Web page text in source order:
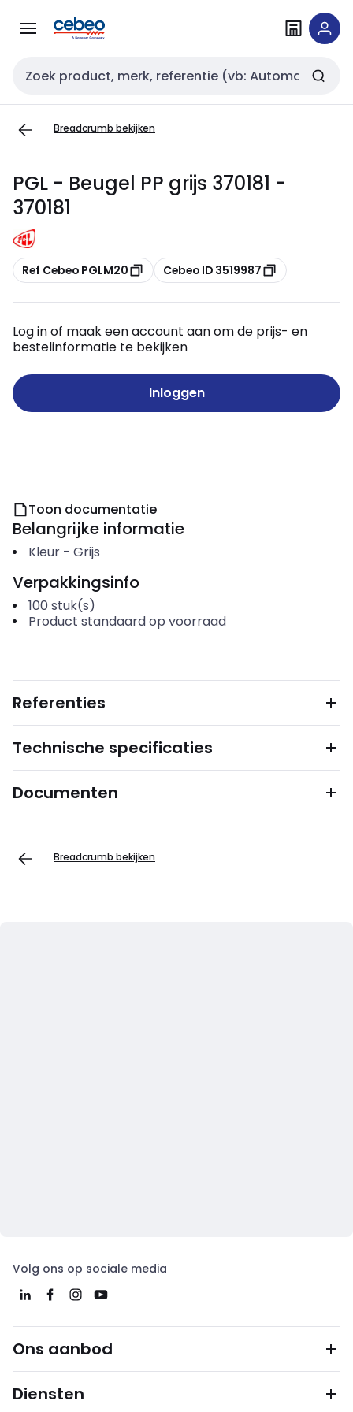
naar
naar
Zoekveld invoer
Breadcrumb bekijken
PGL - Beugel PP grijs 370181 -
370181
Kopiëren
Ref Cebeo PGLM20 Kopiëren
Cebeo ID 3519987
Log in of maak een account aan om de prijs- en
bestelinformatie te bekijken
Inloggen
Toon documentatie
Belangrijke informatie
Kleur- Grijs
Verpakkingsinfo
100 stuk(s)
Product standaard op voorraad
Referenties
Technische specificaties
Documenten
Breadcrumb bekijken
Volg ons op sociale media
Ons aanbod
Diensten